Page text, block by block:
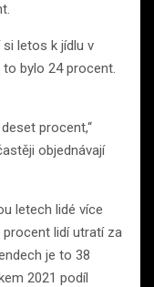
letos k jídlu v
bylo 24 procent.
procent,“
objednávají
letech lidé více
procent lidí utratí za
je to 38
2021 podíl